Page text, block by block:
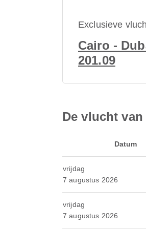
Exclusieve
Cairo -
201.09
De vlucht van
Datum
vrijdag
7 augustus 2026
vrijdag
7 augustus 2026